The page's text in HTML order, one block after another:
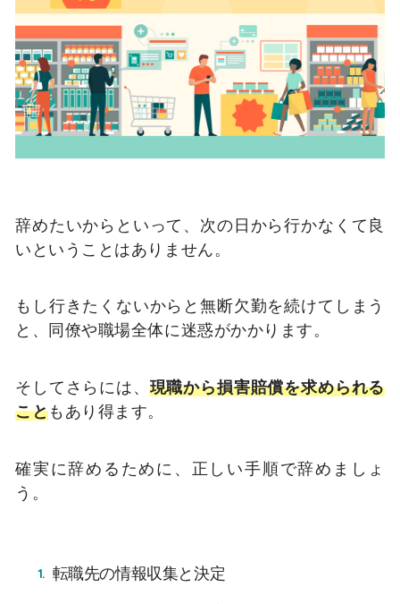
辞めたいからといって、次の日から行かなくて良
いということはありません。
もし行きたくないからと無断欠勤を続けてしまう
と、同僚や職場全体に迷惑がかかります。
そしてさらには、 現職から損害賠償を求められる
こともあり得ます。
確実に辞めるために、正しい手順で辞めましょ
う。
転職先の情報収集と決定